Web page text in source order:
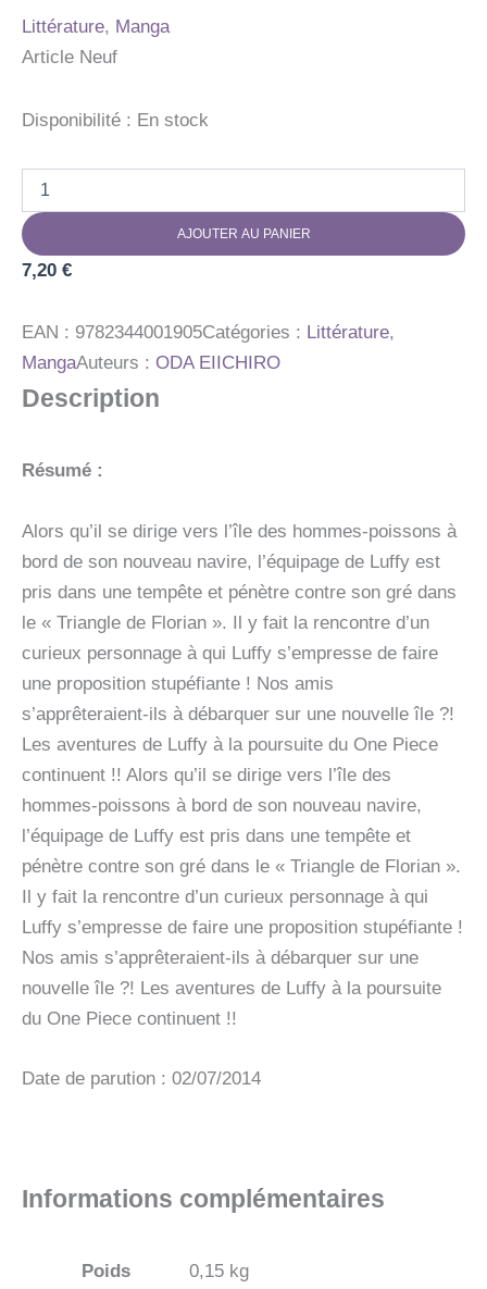
Littérature, Manga
Article Neuf
Disponibilité : En stock
ONE
PIECE
-
-
TOME
46
-
AVENTURE
L'ILE
FANTOME
AJOUTER AU PANIER
7,20 €
EAN : 9782344001905Catégories : Littérature,
MangaAuteurs : ODA EIICHIRO
Description
Résumé :
Alors qu’il se dirige vers l’île des hommes-poissons à
bord de son nouveau navire, l’équipage de Luffy est
pris dans une tempête et pénètre contre son gré dans
le « Triangle de Florian ». Il y fait la rencontre d’un
curieux personnage à qui Luffy s’empresse de faire
une proposition stupéfiante ! Nos amis
s’apprêteraient-ils à débarquer sur une nouvelle île ?!
Les aventures de Luffy à la poursuite du One Piece
continuent !! Alors qu’il se dirige vers l’île des
hommes-poissons à bord de son nouveau navire,
l’équipage de Luffy est pris dans une tempête et
pénètre contre son gré dans le « Triangle de Florian ».
Il y fait la rencontre d’un curieux personnage à qui
Luffy s’empresse de faire une proposition stupéfiante !
Nos amis s’apprêteraient-ils à débarquer sur une
nouvelle île ?! Les aventures de Luffy à la poursuite
du One Piece continuent !!
Date de parution : 02/07/2014
Informations complémentaires
Poids 0,15 kg